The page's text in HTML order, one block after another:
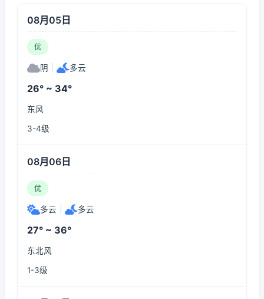
08月05日
优
阴 多云
26° ~ 34°
东风
3-4级
08月06日
优
多云 多云
27° ~ 36°
东北风
1-3级